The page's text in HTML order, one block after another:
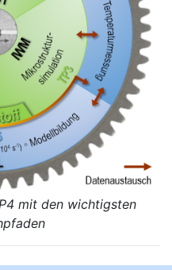
mit den wichtigsten